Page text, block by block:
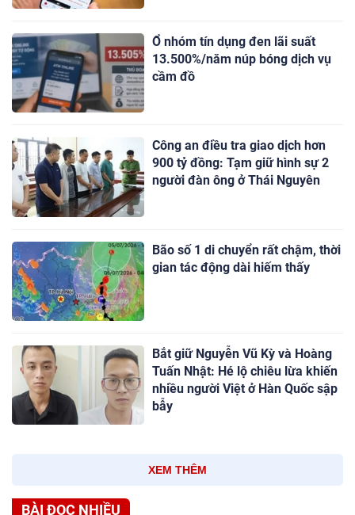
Ổ nhóm tín dụng đen lãi suất
13.500%/năm núp bóng dịch vụ
cầm đồ
Công an điều tra giao dịch hơn
900 tỷ đồng: Tạm giữ hình sự 2
người đàn ông ở Thái Nguyên
Bão số 1 di chuyển rất chậm, thời
gian tác động dài hiếm thấy
Bắt giữ Nguyễn Vũ Kỳ và Hoàng
Tuấn Nhật: Hé lộ chiêu lừa khiến
nhiều người Việt ở Hàn Quốc sập
bẫy
XEM THÊM
BÀI ĐỌC NHIỀU